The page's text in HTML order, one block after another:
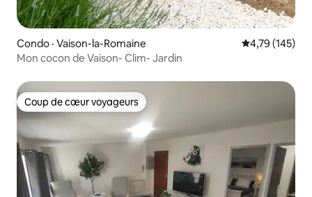
Condo · Vaison-la-Romaine Note
4,79 (145)
Mon cocon de Vaison- Clim- Jardin
Coup de cœur voyageurs
Coup de cœur voyageurs